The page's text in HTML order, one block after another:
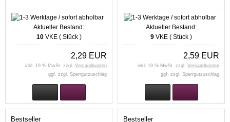
Aktueller Bestand:
10VKE ( Stück )
2,29 EUR
inkl. 19 % MwSt. zzgl. Versandkosten
ggf. zzgl. Sperrgutzuschlag
Aktueller Bestand:
9 VKE ( Stück )
2,59 EUR
inkl. 19 % MwSt. zzgl. Versandkosten
ggf. zzgl. Sperrgutzuschlag
Bestseller Bestseller